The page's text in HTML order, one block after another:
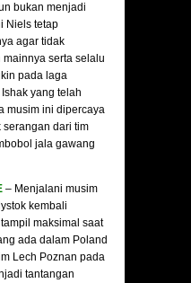
bukan menjadi
Niels tetap
agar tidak
serta selalu
pada laga
yang telah
musim ini dipercaya
serangan dari tim
jala gawang
– Menjalani musim
kembali
maksimal saat
ada dalam Poland
Lech Poznan pada
tantangan